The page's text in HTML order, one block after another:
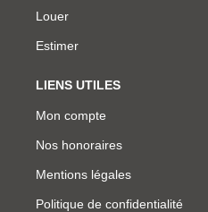
Louer
Estimer
LIENS UTILES
Mon compte
Nos honoraires
Mentions légales
Politique de confidentialité